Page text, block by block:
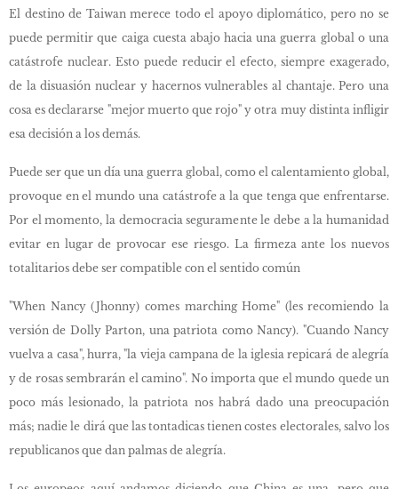
El destino de Taiwan merece todo el apoyo diplomático, pero no se
puede permitir que caiga cuesta abajo hacia una guerra global o una
catástrofe nuclear. Esto puede reducir el efecto, siempre exagerado,
de la disuasión nuclear y hacernos vulnerables al chantaje. Pero una
cosa es declararse "mejor muerto que rojo" y otra muy distinta infligir
esa decisión a los demás.
Puede ser que un día una guerra global, como el calentamiento global,
provoque en el mundo una catástrofe a la que tenga que enfrentarse.
Por el momento, la democracia seguramente le debe a la humanidad
evitar en lugar de provocar ese riesgo. La firmeza ante los nuevos
totalitarios debe ser compatible con el sentido común
"When Nancy (Jhonny) comes marching Home" (les recomiendo la
versión de Dolly Parton, una patriota como Nancy). "Cuando Nancy
vuelva a casa", hurra, "la vieja campana de la iglesia repicará de alegría
y de rosas sembrarán el camino". No importa que el mundo quede un
poco más lesionado, la patriota nos habrá dado una preocupación
más; nadie le dirá que las tontadicas tienen costes electorales, salvo los
republicanos que dan palmas de alegría.